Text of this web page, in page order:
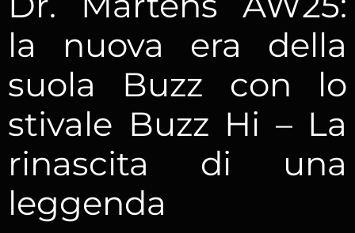
la nuova era della
suola Buzz con lo
stivale Buzz Hi – La
rinascita di una
leggenda